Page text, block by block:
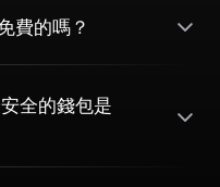
費的嗎？
全的錢包是